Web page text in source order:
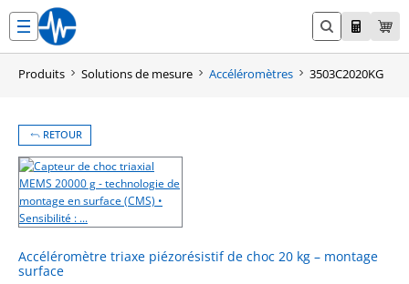
contenu
Produits Solutions de mesure Accéléromètres 3503C2020KG
RETOUR
Accéléromètre triaxe piézorésistif de choc 20 kg – montage
surface